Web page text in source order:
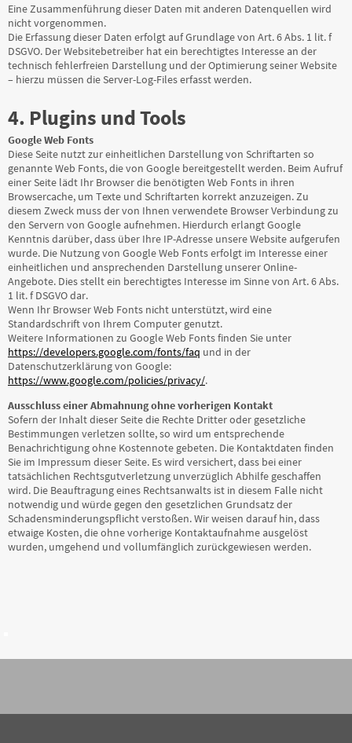
Eine Zusammenführung dieser Daten mit anderen Datenquellen wird
nicht vorgenommen.
Die Erfassung dieser Daten erfolgt auf Grundlage von Art. 6 Abs. 1 lit. f
DSGVO. Der Websitebetreiber hat ein berechtigtes Interesse an der
technisch fehlerfreien Darstellung und der Optimierung seiner Website
– hierzu müssen die Server-Log-Files erfasst werden.
4. Plugins und Tools
Google Web Fonts
Diese Seite nutzt zur einheitlichen Darstellung von Schriftarten so
genannte Web Fonts, die von Google bereitgestellt werden. Beim Aufruf
einer Seite lädt Ihr Browser die benötigten Web Fonts in ihren
Browsercache, um Texte und Schriftarten korrekt anzuzeigen. Zu
diesem Zweck muss der von Ihnen verwendete Browser Verbindung zu
den Servern von Google aufnehmen. Hierdurch erlangt Google
Kenntnis darüber, dass über Ihre IP-Adresse unsere Website aufgerufen
wurde. Die Nutzung von Google Web Fonts erfolgt im Interesse einer
einheitlichen und ansprechenden Darstellung unserer Online-
Angebote. Dies stellt ein berechtigtes Interesse im Sinne von Art. 6 Abs.
1 lit. f DSGVO dar.
Wenn Ihr Browser Web Fonts nicht unterstützt, wird eine
Standardschrift von Ihrem Computer genutzt.
Weitere Informationen zu Google Web Fonts finden Sie unter
https://developers.google.com/fonts/faq und in der
Datenschutzerklärung von Google:
https://www.google.com/policies/privacy/.
Ausschluss einer Abmahnung ohne vorherigen Kontakt
Sofern der Inhalt dieser Seite die Rechte Dritter oder gesetzliche
Bestimmungen verletzen sollte, so wird um entsprechende
Benachrichtigung ohne Kostennote gebeten. Die Kontaktdaten finden
Sie im Impressum dieser Seite. Es wird versichert, dass bei einer
tatsächlichen Rechtsgutverletzung unverzüglich Abhilfe geschaffen
wird. Die Beauftragung eines Rechtsanwalts ist in diesem Falle nicht
notwendig und würde gegen den gesetzlichen Grundsatz der
Schadensminderungspflicht verstoßen. Wir weisen darauf hin, dass
etwaige Kosten, die ohne vorherige Kontaktaufnahme ausgelöst
wurden, umgehend und vollumfänglich zurückgewiesen werden.